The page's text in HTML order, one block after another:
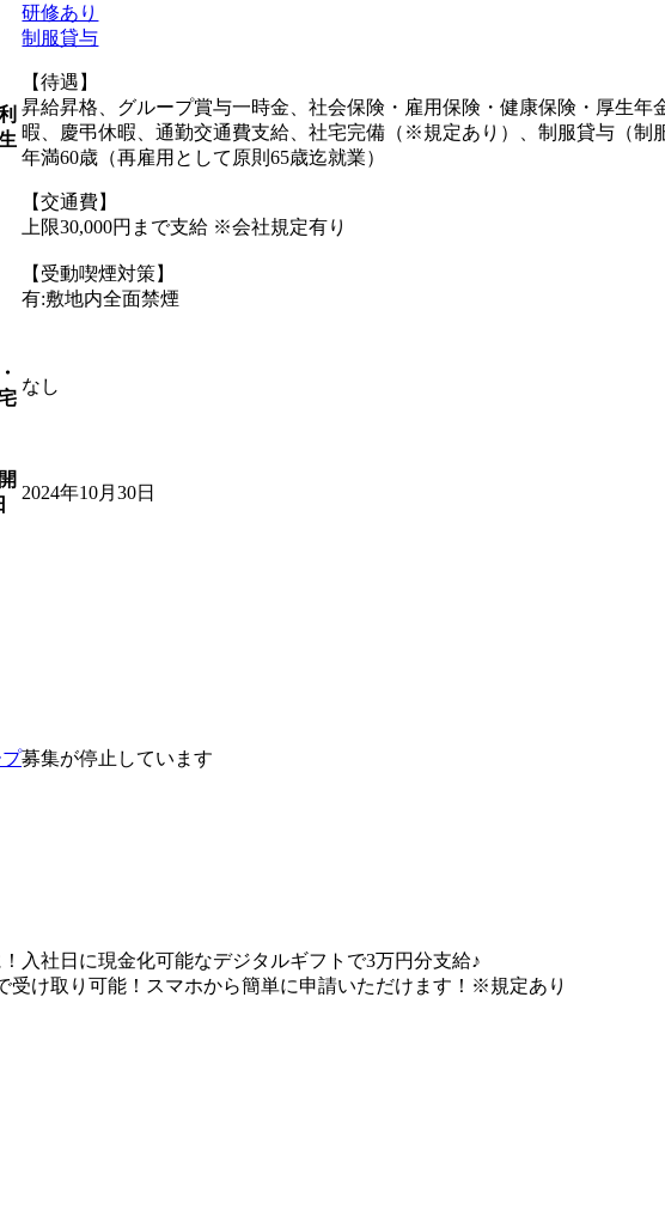
研修あり
制服貸与
【待遇】
昇給昇格、グループ賞与一時金、社会保険・雇用保険・健康保険・厚生
暇、慶弔休暇、通勤交通費支給、社宅完備（※規定あり）、制服貸与（制
年満60歳（再雇用として原則65歳迄就業）
【交通費】
上限30,000円まで支給 ※会社規定有り
【受動喫煙対策】
有:敷地内全面禁煙
なし
2024年10月30日
募集が停止しています
入社日に現金化可能なデジタルギフトで3万円分支給♪
受け取り可能！スマホから簡単に申請いただけます！※規定あり